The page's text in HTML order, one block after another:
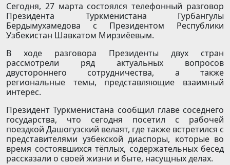
Сегодня, 27 марта состоялся телефонный разговор
Президента Туркменистана Гурбангулы
Бердымухамедова с Президентом Республики
Узбекистан Шавкатом Мирзиёевым.
В ходе разговора Президенты двух стран
рассмотрели ряд актуальных вопросов
двустороннего сотрудничества, а также
региональные темы, представляющие взаимный
интерес.
Президент Туркменистана сообщил главе соседнего
государства, что сегодня посетил с рабочей
поездкой Дашогузский велаят, где также встретился с
представителями узбекской диаспоры, которые во
время состоявшихся тёплых, содержательных бесед
рассказали о своей жизни и быте, насущных делах.